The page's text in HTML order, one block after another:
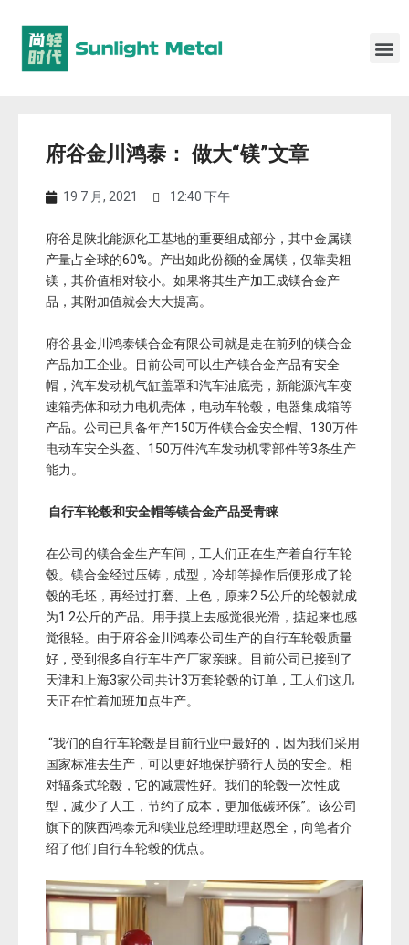
府谷金川鸿泰： 做大“镁”文章
19 7 月, 2021 12:40 下午
府谷是陕北能源化工基地的重要组成部分，其中金属镁
产量占全球的60%。产出如此份额的金属镁，仅靠卖粗
镁，其价值相对较小。如果将其生产加工成镁合金产
品，其附加值就会大大提高。
府谷县金川鸿泰镁合金有限公司就是走在前列的镁合金
产品加工企业。目前公司可以生产镁合金产品有安全
帽，汽车发动机气缸盖罩和汽车油底壳，新能源汽车变
速箱壳体和动力电机壳体，电动车轮毂，电器集成箱等
产品。公司已具备年产150万件镁合金安全帽、130万件
电动车安全头盔、150万件汽车发动机零部件等3条生产
能力。
自行车轮毂和安全帽等镁合金产品受青睐
在公司的镁合金生产车间，工人们正在生产着自行车轮
毂。镁合金经过压铸，成型，冷却等操作后便形成了轮
毂的毛坯，再经过打磨、上色，原来2.5公斤的轮毂就成
为1.2公斤的产品。用手摸上去感觉很光滑，掂起来也感
觉很轻。由于府谷金川鸿泰公司生产的自行车轮毂质量
好，受到很多自行车生产厂家亲睐。目前公司已接到了
天津和上海3家公司共计3万套轮毂的订单，工人们这几
天正在忙着加班加点生产。
“我们的自行车轮毂是目前行业中最好的，因为我们采用
国家标准去生产，可以更好地保护骑行人员的安全。相
对辐条式轮毂，它的减震性好。我们的轮毂一次性成
型，减少了人工，节约了成本，更加低碳环保”。该公司
旗下的陕西鸿泰元和镁业总经理助理赵恩全，向笔者介
绍了他们自行车轮毂的优点。